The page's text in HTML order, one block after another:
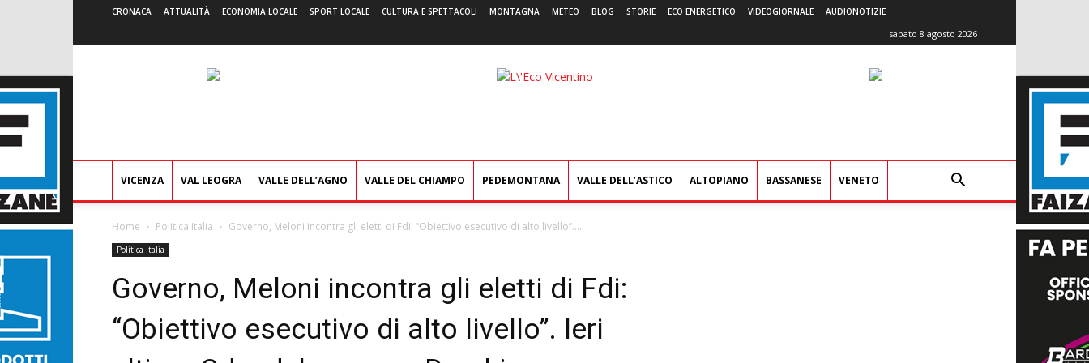
CRONACA ATTUALITÀ ECONOMIA LOCALE SPORT LOCALE CULTURA E SPETTACOLI MONTAGNA METEO BLOG STORIE ECO ENERGETICO VIDEOGIORNALE AUDIONOTIZIE
sabato 8 agosto 2026
L'Eco
VICENZA VAL LEOGRA VALLE DELL’AGNO VALLE DEL CHIAMPO PEDEMONTANA VALLE DELL’ASTICO ALTOPIANO BASSANESE VENETO
Home Politica Italia Governo, Meloni incontra gli eletti di Fdi: “Obiettivo esecutivo di alto livello”....
Politica Italia
Governo, Meloni incontra gli eletti di Fdi:
“Obiettivo esecutivo di alto livello”. Ieri